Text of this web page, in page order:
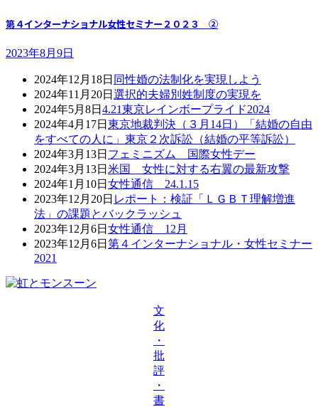
第４インターナショナル女性セミナー２０２３ ②
2023年8月9日
2024年12月18日 同性婚の法制化を実現しよう
2024年11月20日 選択的夫婦別姓制度の実現を
2024年5月8日 4.21東京レインボープライド2024
2024年4月17日 東京地裁判決（３月14日）「結婚の自由
をすべての人に」東京２次訴訟（結婚の平等訴訟）
2024年3月13日 フェミニズム 国際女性デー
2024年3月13日 米国 女性に対する右翼の最新攻撃
2024年1月10日 女性通信 24.1.15
2023年12月20日 レポート：検証「ＬＧＢＴ理解増進
法」の課題とバックラッシュ
2023年12月6日 女性通信 12月
2023年12月6日 第４インターナショナル・女性セミナー
2021
文
化
・
批
評
・
書